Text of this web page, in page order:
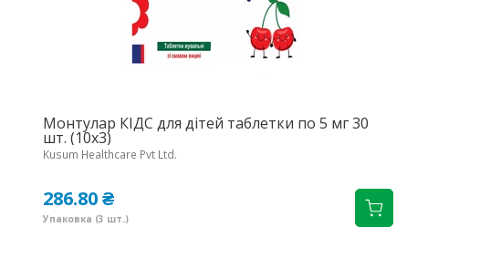
Монтулар КІДС для дітей таблетки по 5 мг 30
шт. (10х3)
Kusum Healthcare Pvt Ltd.
286.80 ₴
Упаковка (3 шт.)